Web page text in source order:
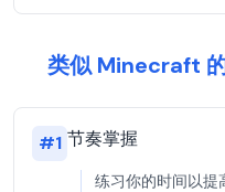
类似 Minecraft
#1 节奏掌握
练习你的时间以提